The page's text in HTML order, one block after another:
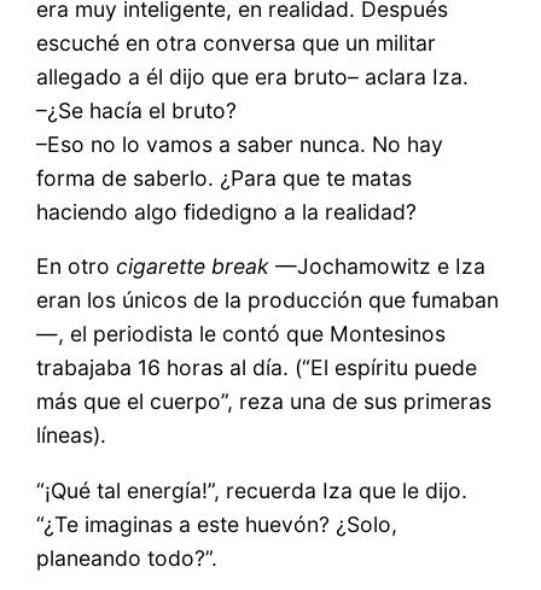
era muy inteligente, en realidad. Después
escuché en otra conversa que un militar
allegado a él dijo que era bruto– aclara Iza.
–¿Se hacía el bruto?
–Eso no lo vamos a saber nunca. No hay
forma de saberlo. ¿Para que te matas
haciendo algo fidedigno a la realidad?
En otrocigarette break —Jochamowitz e Iza
eran los únicos de la producción que fumaban
—, el periodista le contó que Montesinos
trabajaba 16 horas al día. (“El espíritu puede
más que el cuerpo”, reza una de sus primeras
líneas).
“¡Qué tal energía!”, recuerda Iza que le dijo.
“¿Te imaginas a este huevón? ¿Solo,
planeando todo?”.